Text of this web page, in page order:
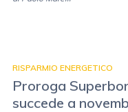
RISPARMIO ENERGETICO
Proroga
succede a